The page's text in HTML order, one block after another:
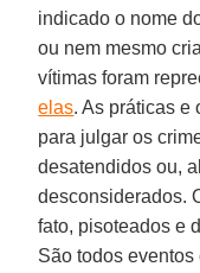
indicado o nome
ou nem mesmo
vítimas foram
elas. As práticas e
para julgar os
desatendidos ou,
desconsiderados.
fato, pisoteados e
São todos